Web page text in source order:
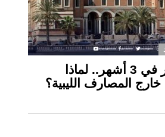
11.4 مليار دينار في 3 أشهر.. لماذا
المصارف الليبية؟